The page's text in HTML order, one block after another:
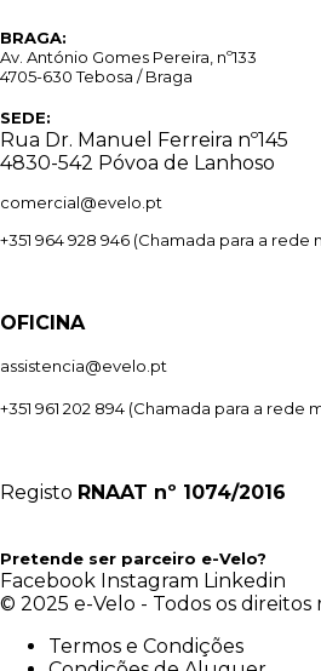
BRAGA:
Av. António Gomes Pereira, nº133
4705-630 Tebosa / Braga
SEDE:
Rua Dr. Manuel Ferreira nº145
4830-542 Póvoa de Lanhoso
comercial@evelo.pt
+351 964 928 946 (Chamada para a rede
OFICINA
assistencia@evelo.pt
+351 961 202 894 (Chamada para a rede
Registo RNAAT nº 1074/2016
Pretende ser parceiro e-Velo?
Facebook Instagram Linkedin
© 2025 e-Velo - Todos os direitos
Termos e Condições